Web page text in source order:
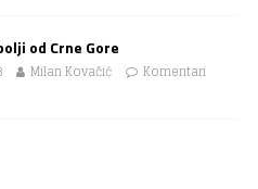
od Crne Gore
Milan Kovačić
Komentari